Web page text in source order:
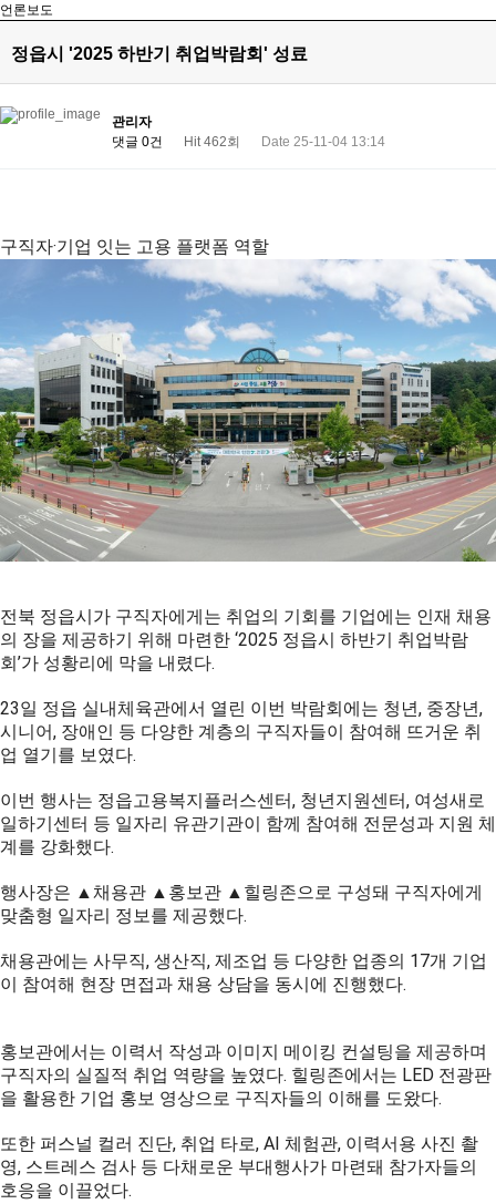
언론보도
정읍시 '2025 하반기 취업박람회' 성료
관리자
댓글 0건
Hit 462회 Date 25-11-04 13:14
구직자·기업 잇는 고용 플랫폼 역할
전북 정읍시가 구직자에게는 취업의 기회를 기업에는 인재 채용
의 장을 제공하기 위해 마련한 ‘2025 정읍시 하반기 취업박람
회’가 성황리에 막을 내렸다.
23일 정읍 실내체육관에서 열린 이번 박람회에는 청년, 중장년,
시니어, 장애인 등 다양한 계층의 구직자들이 참여해 뜨거운 취
업 열기를 보였다.
이번 행사는 정읍고용복지플러스센터, 청년지원센터, 여성새로
일하기센터 등 일자리 유관기관이 함께 참여해 전문성과 지원 체
계를 강화했다.
행사장은 ▲채용관 ▲홍보관 ▲힐링존으로 구성돼 구직자에게
맞춤형 일자리 정보를 제공했다.
채용관에는 사무직, 생산직, 제조업 등 다양한 업종의 17개 기업
이 참여해 현장 면접과 채용 상담을 동시에 진행했다.
홍보관에서는 이력서 작성과 이미지 메이킹 컨설팅을 제공하며
구직자의 실질적 취업 역량을 높였다. 힐링존에서는 LED 전광판
을 활용한 기업 홍보 영상으로 구직자들의 이해를 도왔다.
또한 퍼스널 컬러 진단, 취업 타로, AI 체험관, 이력서용 사진 촬
영, 스트레스 검사 등 다채로운 부대행사가 마련돼 참가자들의
호응을 이끌었다.